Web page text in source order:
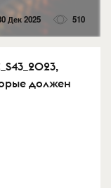
Дек 2025 510
должен